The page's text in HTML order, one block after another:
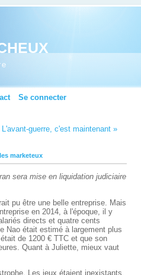
Se connecter
L'avant-guerre, c'est maintenant »
marketeux
sera mise en liquidation judiciaire
pu être une belle entreprise. Mais
en 2014, à l'époque, il y
directs et quatre cents
Nao était estimé à largement plus
de 1200 € TTC et que son
Quant à Juliette, mieux vaut
Les jeux étaient inexistants